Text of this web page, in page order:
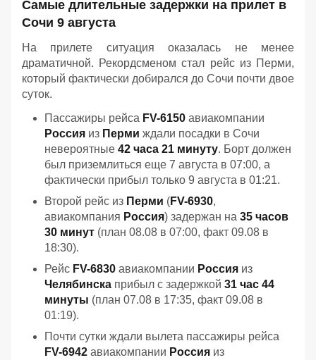
Самые длительные задержки на прилет в
Сочи 9 августа
На прилете ситуация оказалась не менее
драматичной. Рекордсменом стал рейс из Перми,
который фактически добирался до Сочи почти двое
суток.
Пассажиры рейса FV-6150 авиакомпании
Россия из Перми ждали посадки в Сочи
невероятные 42 часа 21 минуту. Борт должен
был приземлиться еще 7 августа в 07:00, а
фактически прибыл только 9 августа в 01:21.
Второй рейс из Перми (FV-6930,
авиакомпания Россия) задержан на 35 часов
30 минут (план 08.08 в 07:00, факт 09.08 в
18:30).
Рейс FV-6830 авиакомпании Россия из
Челябинска прибыл с задержкой 31 час 44
минуты (план 07.08 в 17:35, факт 09.08 в
01:19).
Почти сутки ждали вылета пассажиры рейса
FV-6942 авиакомпании Россия из